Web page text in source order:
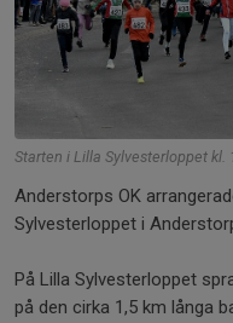
Starten i Lilla Sylvesterloppet
Anderstorps OK
Sylvesterloppet i
På Lilla Sylvesterloppet
på den cirka 1,5 km långa